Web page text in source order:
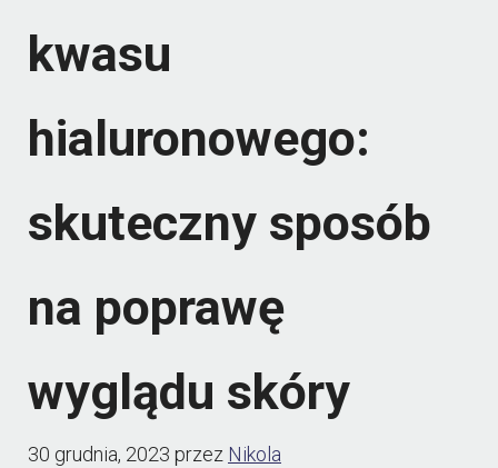
kwasu
hialuronowego:
skuteczny sposób
na poprawę
wyglądu skóry
30 grudnia, 2023 przez Nikola